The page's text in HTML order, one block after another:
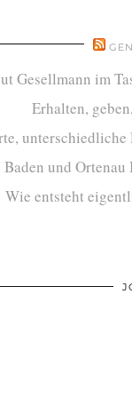
Gesellmann im
Erhalten,
Baden und
Wie entsteht